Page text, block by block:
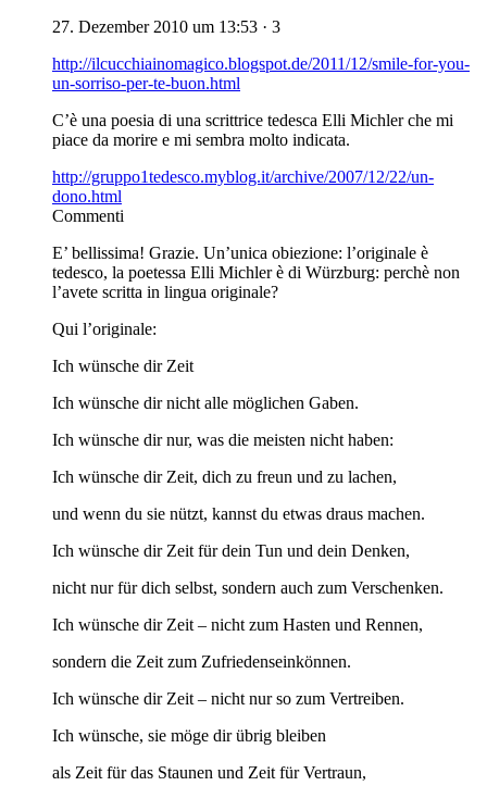
27. Dezember 2010 um 13:53 · 3
http://ilcucchiainomagico.blogspot.de/2011/12/smile-for-you-
un-sorriso-per-te-buon.html
C’è una poesia di una scrittrice tedesca Elli Michler che mi
piace da morire e mi sembra molto indicata.
http://gruppo1tedesco.myblog.it/archive/2007/12/22/un-
dono.html
Commenti
E’ bellissima! Grazie. Un’unica obiezione: l’originale è
tedesco, la poetessa Elli Michler è di Würzburg: perchè non
l’avete scritta in lingua originale?
Qui l’originale:
Ich wünsche dir Zeit
Ich wünsche dir nicht alle möglichen Gaben.
Ich wünsche dir nur, was die meisten nicht haben:
Ich wünsche dir Zeit, dich zu freun und zu lachen,
und wenn du sie nützt, kannst du etwas draus machen.
Ich wünsche dir Zeit für dein Tun und dein Denken,
nicht nur für dich selbst, sondern auch zum Verschenken.
Ich wünsche dir Zeit – nicht zum Hasten und Rennen,
sondern die Zeit zum Zufriedenseinkönnen.
Ich wünsche dir Zeit – nicht nur so zum Vertreiben.
Ich wünsche, sie möge dir übrig bleiben
als Zeit für das Staunen und Zeit für Vertraun,